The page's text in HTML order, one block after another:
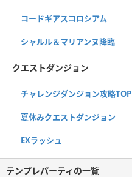
コードギアスコロシアム
シャルル＆マリアンヌ降臨
クエストダンジョン
チャレンジダンジョン攻略TOP
夏休みクエストダンジョン
EXラッシュ
テンプレパーティの一覧